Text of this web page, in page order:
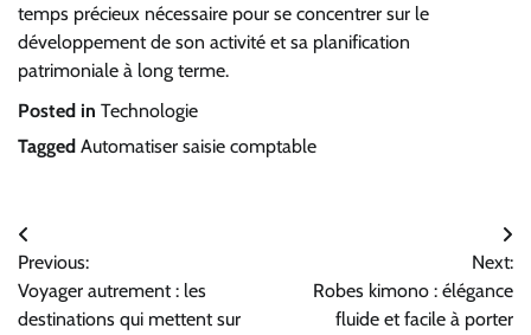
temps précieux nécessaire pour se concentrer sur le
développement de son activité et sa planification
patrimoniale à long terme.
Posted in Technologie
Tagged Automatiser saisie comptable
Navigation
de
l’article
Previous:
Voyager autrement : les
destinations qui mettent sur
Next:
Robes kimono : élégance
fluide et facile à porter